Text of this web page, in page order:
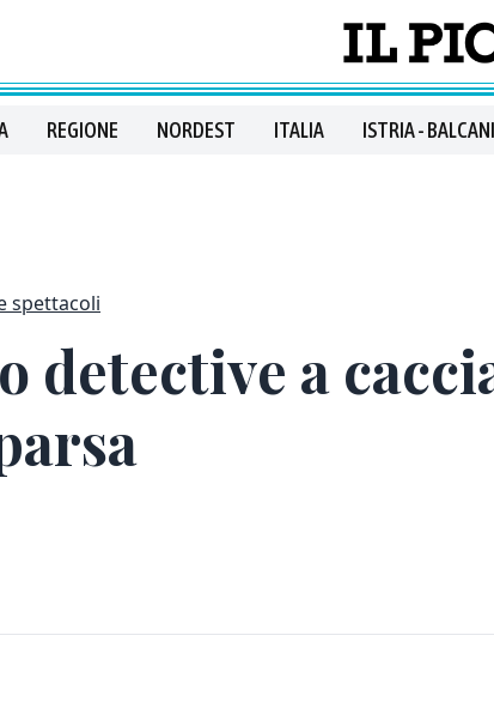
REGIONE NORDEST ITALIA ISTRIA - BALCANI
spettacoli
detective a